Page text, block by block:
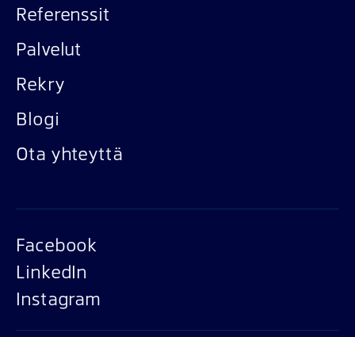
Referenssit
Palvelut
Rekry
Blogi
Ota yhteyttä
Facebook
LinkedIn
Instagram